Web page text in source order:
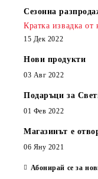
Сезонна
Кратка извадка от
15 Дек 2022
Нови продукти
03 Авг 2022
Подаръци за
01 Фев 2022
Магазинът е
06 Яну 2021
Абонирай се за